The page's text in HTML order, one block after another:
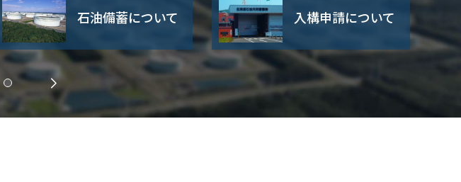
石油備蓄について 入構申請について